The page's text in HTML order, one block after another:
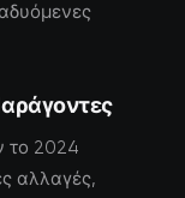
το 2024
αλλαγές,